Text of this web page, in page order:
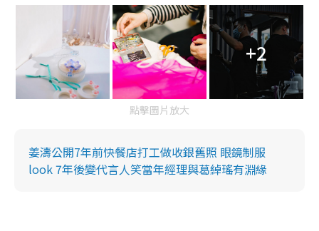
+2
點擊圖片放大
姜濤公開7年前快餐店打工做收銀舊照 眼鏡制服
look 7年後變代言人笑當年經理與葛綽瑤有淵緣